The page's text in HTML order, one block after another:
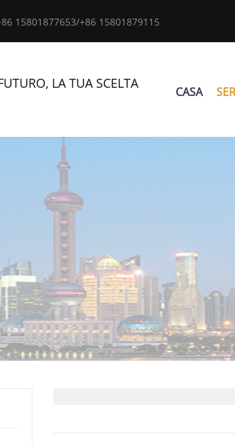
15801877653/+86 15801879115
CASA
LA TUA SCELTA